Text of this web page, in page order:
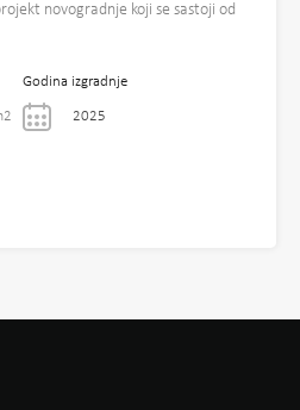
novogradnje koji se sastoji od
Godina izgradnje
2025